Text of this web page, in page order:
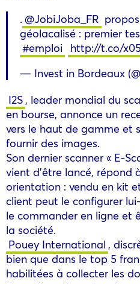
. @JobiJoba_FR
géolacalisé : premier
#emploi http://t.co/
— Invest in Bordeaux
I2S , leader mondial du
en bourse, annonce un
vers le haut de gamme et
fournir des images.
Son dernier scanner « E-
vient d’être lancé, répond
orientation : vendu en kit
client peut le configurer
le commander en ligne et
la société.
Pouey International ,
bien que dans le top 5
habilitées à collecter les